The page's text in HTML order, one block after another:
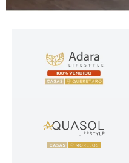
Adara Lifestyle
Casas en venta en Querétaro
Aquasol Lifestyle
Casas en venta en Morelos